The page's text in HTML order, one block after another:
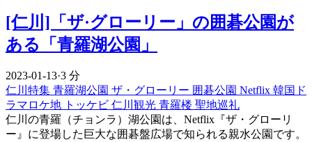
[仁川]「ザ·グローリー」の囲碁公園が
ある「青羅湖公園」
2023-01-13·3 分
仁川特集 青羅湖公園 ザ・グローリー 囲碁公園 Netflix 韓国ド
ラマロケ地 トッケビ 仁川観光 青羅楼 聖地巡礼
仁川の青羅（チョンラ）湖公園は、Netflix『ザ・グローリ
ー』に登場した巨大な囲碁盤広場で知られる親水公園です。